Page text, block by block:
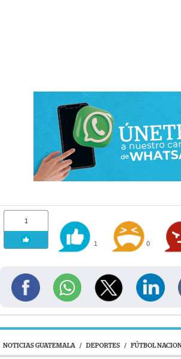
1
1 0
NOTICIAS GUATEMALA / DEPORTES / FÚTBOL